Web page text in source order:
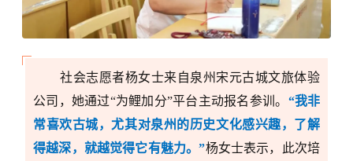
社会志愿者杨女士来自泉州宋元古城文旅体验
公司，她通过“为鲤加分”平台主动报名参训。 “我非
常喜欢古城，尤其对泉州的历史文化感兴趣，了解
得越深，就越觉得它有魅力。”杨女士表示，此次培